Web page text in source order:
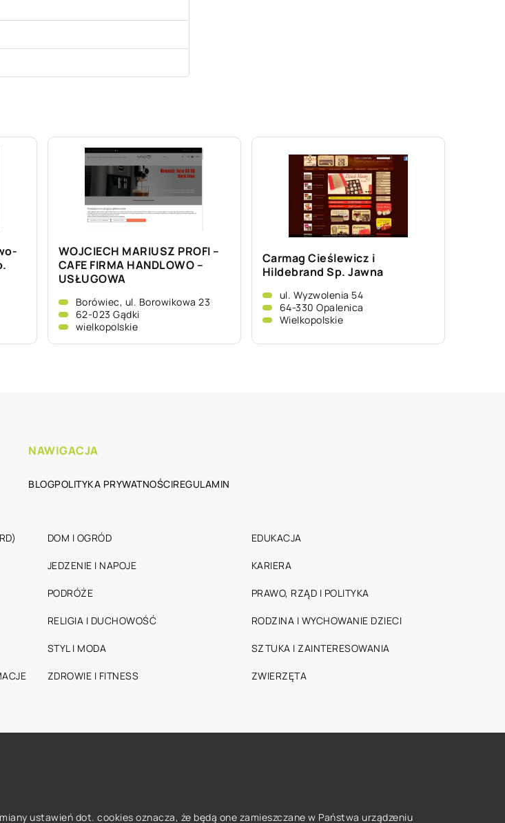
WOJCIECH MARIUSZ PROFI –
CAFE FIRMA HANDLOWO –
USŁUGOWA
Borówiec, ul. Borowikowa 23
62-023 Gądki
wielkopolskie
Carmag Cieślewicz i
Hildebrand Sp. Jawna
ul. Wyzwolenia 54
64-330 Opalenica
Wielkopolskie
NAWIGACJA
BLOGPOLITYKA PRYWATNOŚCIREGULAMIN
DOM I OGRÓD EDUKACJA
JEDZENIE I NAPOJE KARIERA
PODRÓŻE PRAWO, RZĄD I POLITYKA
RELIGIA I DUCHOWOŚĆ RODZINA I WYCHOWANIE DZIECI
STYL I MODA SZTUKA I ZAINTERESOWANIA
ZDROWIE I FITNESS ZWIERZĘTA
ustawień dot. cookies oznacza, że będą one zamieszczane w Państwa urządzeniu